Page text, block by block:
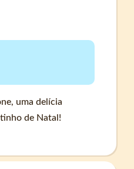
uma delícia
de Natal!